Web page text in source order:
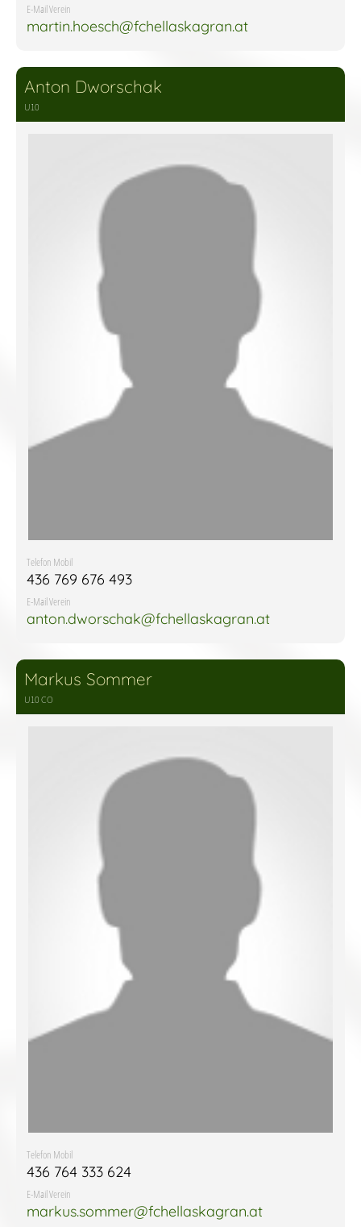
E-Mail Verein
martin.hoesch@fchellaskagran.at
Anton Dworschak
U10
Telefon Mobil
436 769 676 493
E-Mail Verein
anton.dworschak@fchellaskagran.at
Markus Sommer
U10 CO
Telefon Mobil
436 764 333 624
E-Mail Verein
markus.sommer@fchellaskagran.at